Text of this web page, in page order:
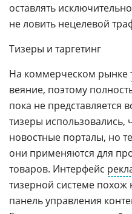
оставлять
не ловить нецелевой
Тизеры и таргетинг
На коммерческом рынке
веяние, поэтому
пока не
тизеры использовались,
новостные порталы, но
они применяются для
товаров. Интерфейс
тизерной системе
панель управления